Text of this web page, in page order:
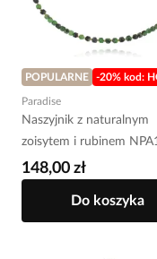
POPULARNE -20% kod:
Paradise
Naszyjnik z naturalnym
zoisytem i
148,00 zł
Do koszyka